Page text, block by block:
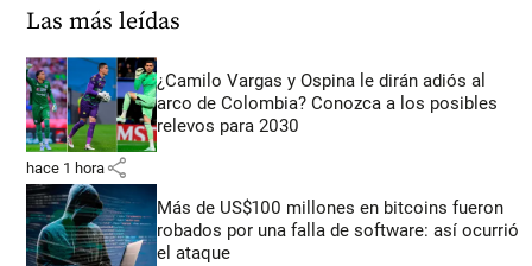
Las más leídas
¿Camilo Vargas y Ospina le dirán adiós al
arco de Colombia? Conozca a los posibles
relevos para 2030
hace 1 hora share
Más de US$100 millones en bitcoins fueron
robados por una falla de software: así ocurrió
el ataque